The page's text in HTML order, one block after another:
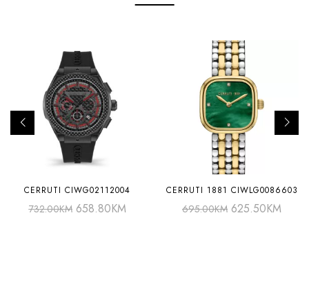
CERRUTI CIWG02112004
732.00KM 658.80KM
CERRUTI 1881 CIWLG0086603
695.00KM 625.50KM